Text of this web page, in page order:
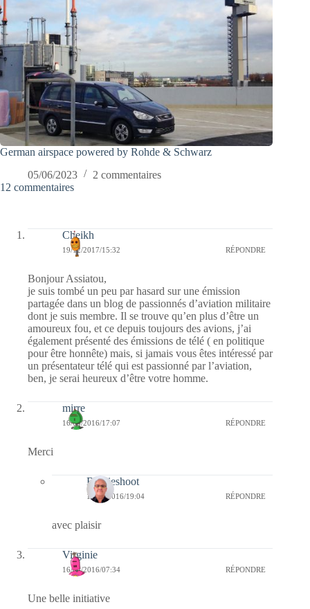
German airspace powered by Rohde & Schwarz
05/06/2023
2 commentaires
12 commentaires
Cheikh
19/12/2017/15:32 RÉPONDRE
Bonjour Assiatou,
je suis tombé un peu par hasard sur une émission
partagée dans un blog de passionnés d’aviation militaire
dont je suis membre. Il se trouve qu’en plus d’être un
amoureux fou, et ce depuis toujours des avions, j’ai
également présenté des émissions de télé ( en politique
pour être honnête) mais, si jamais vous êtes intéressé par
un présentateur télé qui est passionné par l’aviation,
ben, je serai heureux d’être votre homme.
mirre
16/04/2016/17:07 RÉPONDRE
Merci
Bernieshoot
16/04/2016/19:04 RÉPONDRE
avec plaisir
Virginie
16/04/2016/07:34 RÉPONDRE
Une belle initiative